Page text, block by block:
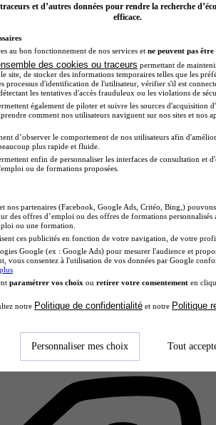
et d’autres données pour rendre la recherche
efficace.
au bon fonctionnement de nos services et ne peuvent pas être
des cookies ou traceurs permettant de
site, de stocker des informations temporaires telles que les
processus d'identification de l'utilisateur, vérifier s'il est
les tentatives d'accès frauduleux ou les violations de
également de piloter et suivre les sources d'acquisition
comment nos utilisateurs naviguent sur nos sites et nos
d’observer le comportement de nos utilisateurs afin
plus rapide et fluide.
enfin de personnaliser les interfaces de consultation et
ou de formations proposées.
et nos partenaires (Facebook, Google Ads, Critéo, Bing,)
des offres d’emploi ou des offres de formations
ou une formation.
ces publicités en fonction de votre navigation, de votre
Google (ex : Google Ads) pour mesurer l'audience et
vous consentez à l'utilisation de vos données par Google
paramétrer vos choix ou retirer votre consentement en
notre Politique de confidentialité et notre Politique
Personnaliser mes choix Tout